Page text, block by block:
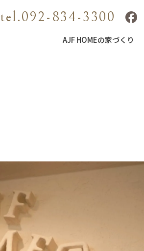
tel.092-834-3300
AJF HOMEの家づくり